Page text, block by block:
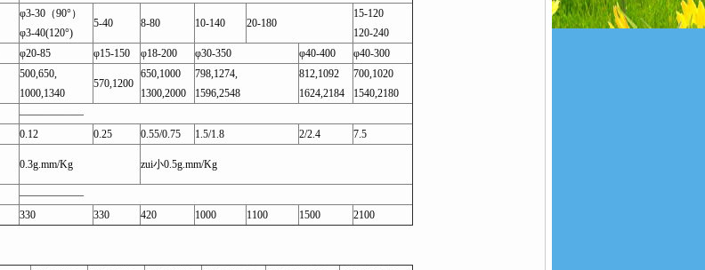
φ3-30（90°）
φ3-40(120°)
5-40 8-80 10-140 20-180
15-120
120-240
φ20-85 φ15-150 φ18-200 φ30-350 φ40-400
φ40-300
500,650,
1000,1340
570,1200
650,1000
1300,2000
798,1274,
1596,2548
812,1092
1624,2184
700,1020
1540,2180
——————
0.12 0.25 0.55/0.75 1.5/1.8 2/2.4
7.5
0.3g.mm/Kg zui小0.5g.mm/Kg
——————
330 330 420 1000 1100 1500 2100